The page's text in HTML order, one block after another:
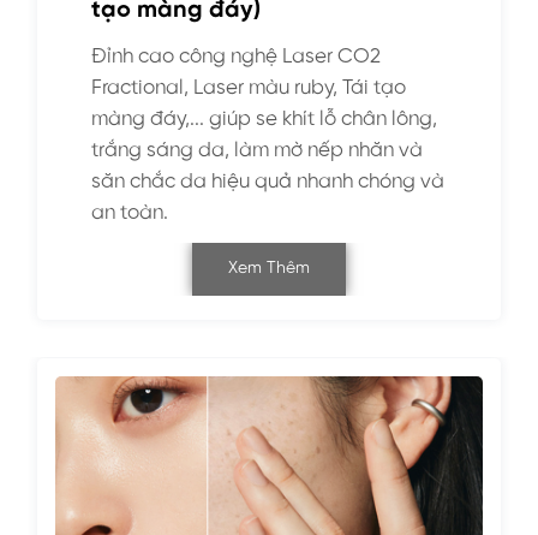
tạo màng đáy)
Đỉnh cao công nghệ Laser CO2
Fractional, Laser màu ruby, Tái tạo
màng đáy,... giúp se khít lỗ chân lông,
trắng sáng da, làm mờ nếp nhăn và
săn chắc da hiệu quả nhanh chóng và
an toàn.
Xem Thêm